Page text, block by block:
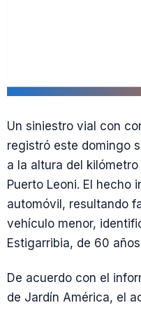
Un siniestro vial con
registró este domingo
a la altura del
Puerto Leoni. El hecho
automóvil, resultando
vehículo menor,
Estigarribia, de 60
De acuerdo con el
de Jardín América, el